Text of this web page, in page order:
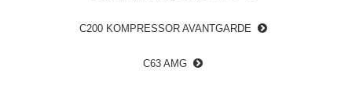
C200 KOMPRESSOR AVANTGARDE
C63 AMG